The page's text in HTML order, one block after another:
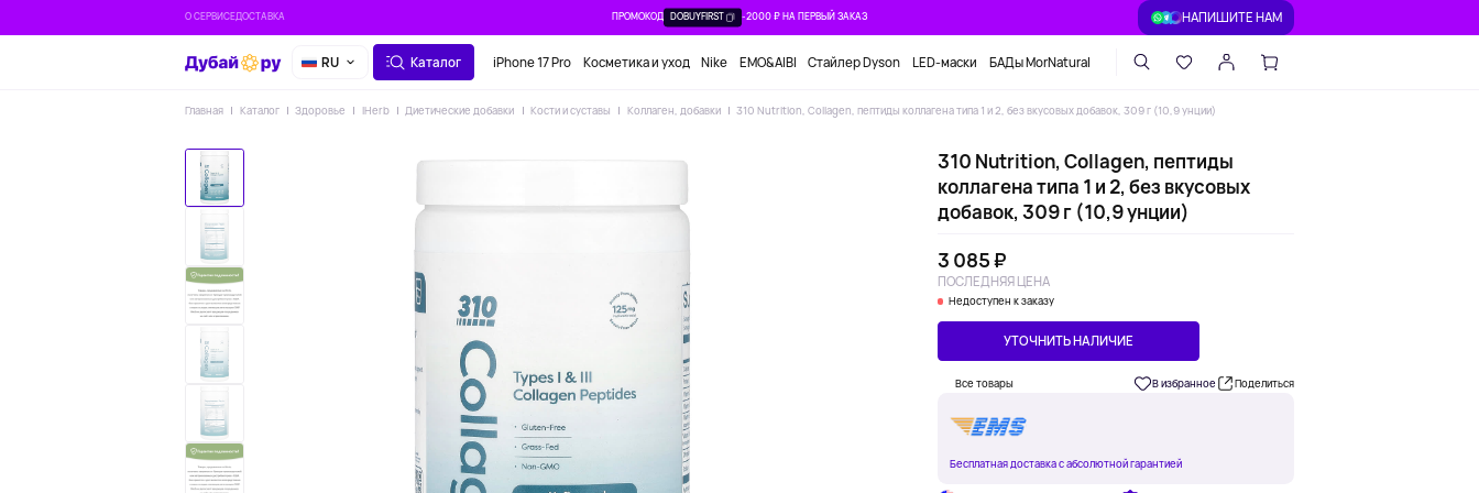
О СЕРВИСЕДОСТАВКА ПРОМОКОД DOBUYFIRST -2000 ₽ НА ПЕРВЫЙ ЗАКАЗ НАПИШИТЕ НАМ
RU Каталог iPhone 17 Pro Косметика и уход Nike EMO&AIBI Стайлер Dyson LED-маски БАДы MorNatural
Главная Каталог Здоровье IHerb Диетические добавки Кости и суставы Коллаген, добавки 310 Nutrition, Collagen, пептиды коллагена типа 1 и 2, без вкусовых добавок, 309 г (10,9 унции)
310 Nutrition, Collagen, пептиды
коллагена типа 1 и 2, без вкусовых
добавок, 309 г (10,9 унции)
3 085 ₽
ПОСЛЕДНЯЯ ЦЕНА
Недоступен к заказу
УТОЧНИТЬ НАЛИЧИЕ
Все товары В избранное Поделиться
Бесплатная доставка с абсолютной гарантией